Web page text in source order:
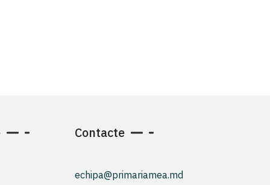
Contacte
echipa@primariamea.md